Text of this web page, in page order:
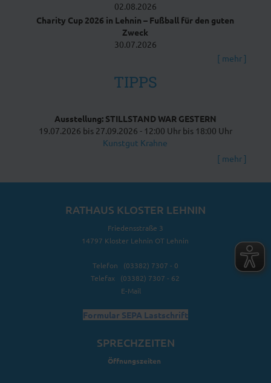
02.​08.​2026
Charity Cup 2026 in Lehnin – Fußball für den guten
Zweck
30.​07.​2026
[ mehr]
TIPPS
Ausstellung: STILLSTAND WAR GESTERN
19.​07.​2026 bis 27.​09.​2026 - 12:00 Uhr bis 18:00 Uhr
Kunstgut Krahne
[ mehr]
RATHAUS KLOSTER LEHNIN
Friedensstraße 3
14797 Kloster Lehnin OT Lehnin
Telefon (03382) 7307 - 0
Telefax (03382) 7307 - 62
E-Mail
Formular SEPA Lastschrift
SPRECHZEITEN
Öffnungszeiten